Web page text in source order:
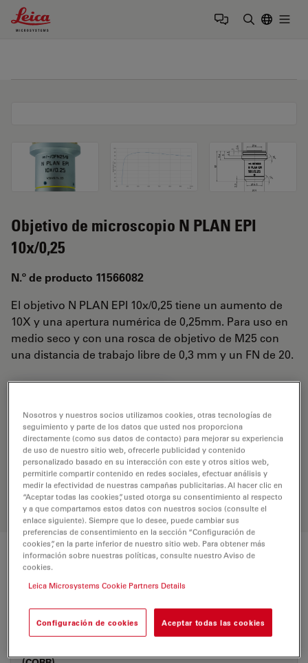
Leica Microsystems Logo
Objetivo de microscopio N PLAN EPI
10x/0,25
N.º de producto 11566082
El objetivo N PLAN EPI 10x/0,25 tiene un aumento de
10X y una apertura numérica de 0,25mm. Para uso en
medio seco y con una rosca de objetivo de M25 con
una distancia de trabajo libre de 0,3 mm y un FN de 20.
Encuentre la solución ideal. Explore
nuestroBuscador de Objetivos,
compare alternativas y encuentre la
opción que mejor se adapte a sus
necesidades.
Características
Número de producto
-
Nosotros y nuestros socios utilizamos cookies, otras tecnologías de
seguimiento y parte de los datos que usted nos proporciona
directamente (como sus datos de contacto) para mejorar su experiencia
de uso de nuestro sitio web, ofrecerle publicidad y contenido
personalizado basado en su interacción con este y otros sitios web,
permitirle compartir contenido en redes sociales, efectuar análisis y
medir la efectividad de nuestras campañas publicitarias. Al hacer clic en
“Aceptar todas las cookies”, usted otorga su consentimiento al respecto
y a que compartamos estos datos con nuestros socios (consulte el
enlace siguiente). Siempre que lo desee, puede cambiar sus
preferencias de consentimiento en la sección “Configuración de
cookies”, en la parte inferior de nuestro sitio web. Para obtener más
información sobre nuestras políticas, consulte nuestro Aviso de
cookies.
Leica Microsystems Cookie Partners Details
Configuración de cookies Aceptar todas las cookies